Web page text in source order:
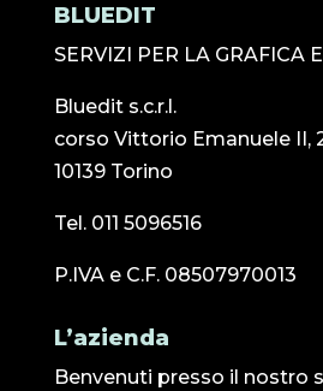
BLUEDIT
SERVIZI PER LA GRAFICA
Bluedit s.c.r.l.
corso Vittorio Emanuele II,
10139 Torino
Tel. 011 5096516
P.IVA e C.F. 08507970013
L’azienda
Benvenuti presso il nostro